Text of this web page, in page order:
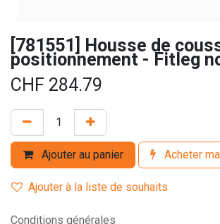
[781551] Housse de
positionnement - Fitleg
CHF 284.79
Ajouter au panier Acheter
Ajouter à la liste de souhaits
Conditions générales